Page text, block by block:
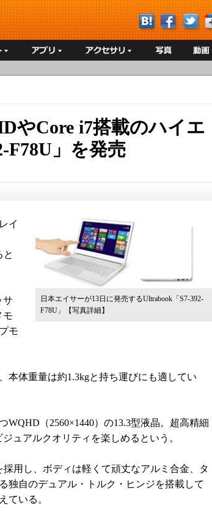
やCore i7搭載のハイエ
F78U」を発売
日本エイサーが13日に発売するUltrabook「S7-392-
F78U」
【写真詳細】
イ
と
サ
モ
モ
体重量は約1.3kgと持ち運びにも適してい
（2560×1440）の13.3型液晶。超高精細
ュアルクオリティを楽しめるという。
用し、ボディは軽くて頑丈なアルミ合金、タ
独自のデュアル・トルク・ヒンジを搭載して
ている。